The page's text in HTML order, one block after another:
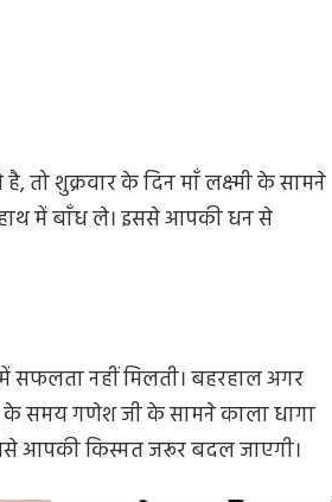
तो शुक्रवार के दिन माँ लक्ष्मी के सामने
में बाँध ले। इससे आपकी धन से
सफलता नहीं मिलती। बहरहाल अगर
के समय गणेश जी के सामने काला धागा
आपकी किस्मत जरूर बदल जाएगी।